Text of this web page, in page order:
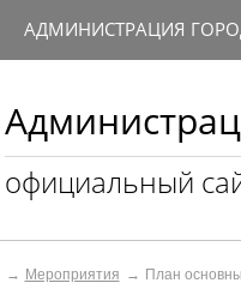
официальный
АДМИНИСТРАЦИЯ
Мероприятия План